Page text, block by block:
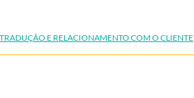
TRADUÇÃO E RELACIONAMENTO COM O CLIENTE